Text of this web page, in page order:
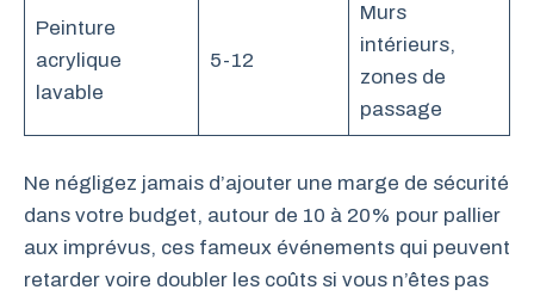
Peinture
acrylique
lavable
5-12
Murs
intérieurs,
zones de
passage
Ne négligez jamais d’ajouter une marge de sécurité
dans votre budget, autour de 10 à 20% pour pallier
aux imprévus, ces fameux événements qui peuvent
retarder voire doubler les coûts si vous n’êtes pas